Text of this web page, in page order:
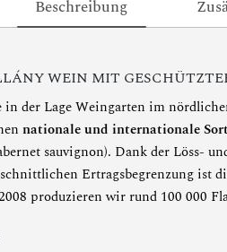
Beschreibung
WEIN MIT
in der Lage Weingarten im
nationale und internationale
sauvignon). Dank der Löss-
Ertragsbegrenzung ist
produzieren wir rund 100 000